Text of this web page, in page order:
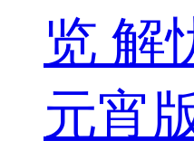
览 解
元宵